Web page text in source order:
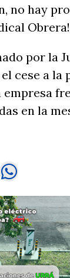
no hay
por la
cese a la
en la